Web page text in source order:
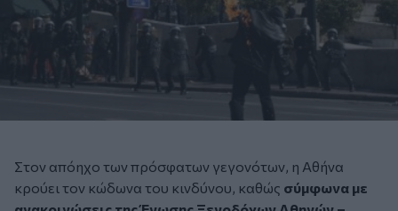
Στον απόηχο των πρόσφατων γεγονότων, η Αθήνα
κρούει τον κώδωνα του κινδύνου, καθώς σύμφωνα με